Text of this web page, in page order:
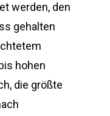
werden, den
gehalten
hohen
die größte